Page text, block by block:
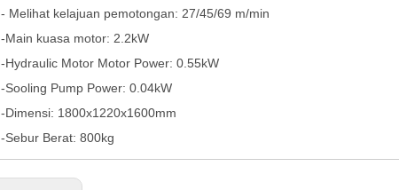
- Melihat kelajuan pemotongan: 27/45/69 m/min
-Main kuasa motor: 2.2kW
-Hydraulic Motor Motor Power: 0.55kW
-Sooling Pump Power: 0.04kW
-Dimensi: 1800x1220x1600mm
-Sebur Berat: 800kg